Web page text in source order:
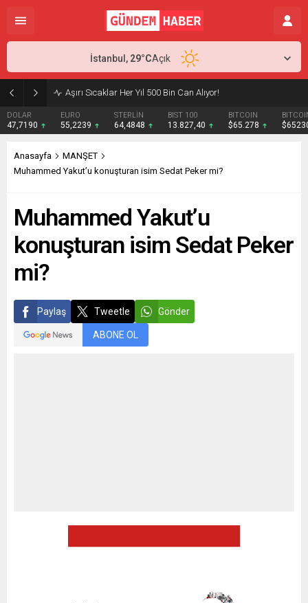
Aşırı Sıcaklar Her Yıl 500 Bin Can Alıyor!
DOLAR
47,7190
EURO
55,2239
STERLİN
64,4848
BIST 100
13.827,40
BITCOIN
$65.278
İstanbul, 29°CAçık
Anasayfa
MANŞET
Muhammed Yakut’u konuşturan isim Sedat Peker mi?
Muhammed Yakut’u
konuşturan isim Sedat Peker
mi?
Paylaş Tweetle Gönder
ABONE OL